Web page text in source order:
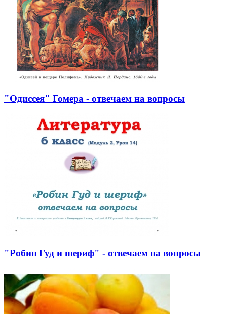
"Одиссея" Гомера - отвечаем на вопросы
"Робин Гуд и шериф" - отвечаем на вопросы